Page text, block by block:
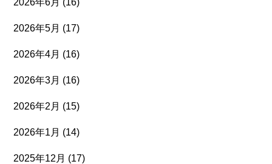
2026年6月 (16)
2026年5月 (17)
2026年4月 (16)
2026年3月 (16)
2026年2月 (15)
2026年1月 (14)
2025年12月 (17)